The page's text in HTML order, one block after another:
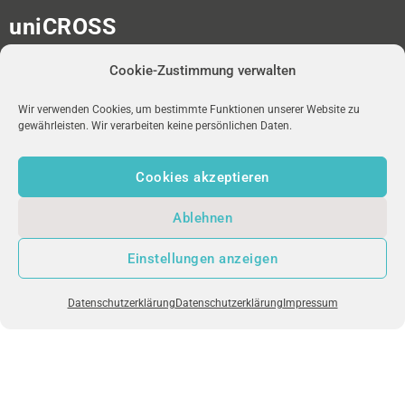
Cookie-Zustimmung verwalten
Wir verwenden Cookies, um bestimmte Funktionen unserer Website zu
gewährleisten. Wir verarbeiten keine persönlichen Daten.
Cookies akzeptieren
Ablehnen
Einstellungen anzeigen
Datenschutzerklärung Datenschutzerklärung Impressum
uniCROSS
Albert-Ludwigs-Universität
UniversitätsbibliothekMedienzentrum
Platz der Universität 2
redaktion-unicross[at]ub.uni-freiburg.de